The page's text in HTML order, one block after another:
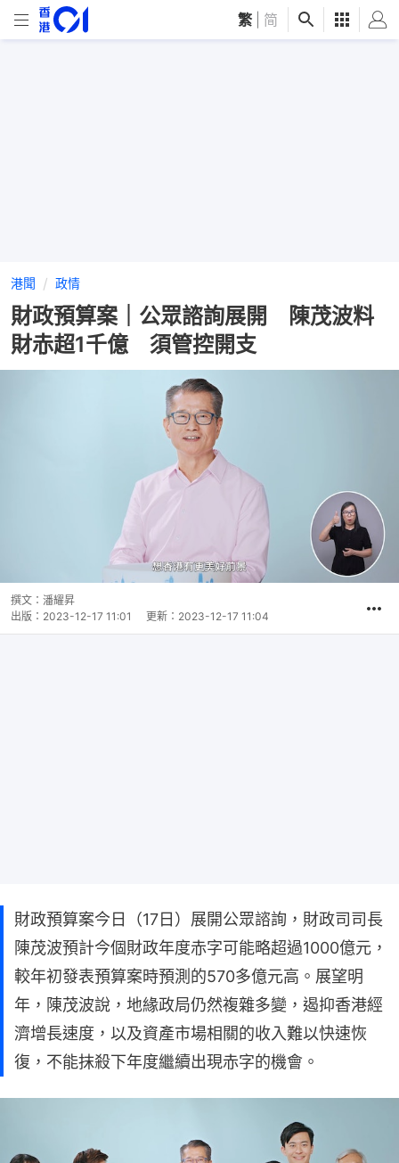
繁 简
港聞 政情
財政預算案｜公眾諮詢展開 陳茂波料
財赤超1千億 須管控開支
撰文： 潘耀昇
出版： 2023-12-17 11:01 更新： 2023-12-17 11:04
財政預算案今日（17日）展開公眾諮詢，財政司司長
陳茂波預計今個財政年度赤字可能略超過1000億元，
較年初發表預算案時預測的570多億元高。展望明
年，陳茂波說，地緣政局仍然複雜多變，遏抑香港經
濟增長速度，以及資產市場相關的收入難以快速恢
復，不能抹殺下年度繼續出現赤字的機會。